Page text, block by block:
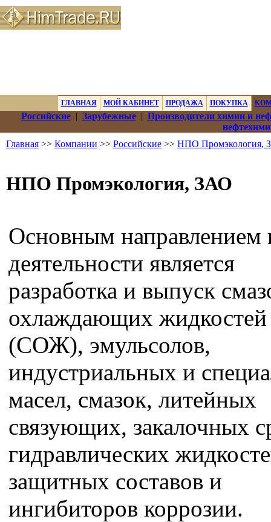
ГЛАВНАЯ МОЙ КАБИНЕТ ПРОДАЖА ПОКУПКА
Российские| Зарубежные| Производители химии и
Главная >> Компании >> Российские >> НПО Промэкология,
НПО Промэкология, ЗАО
Основным направлением
деятельности является
разработка и выпуск
охлаждающих жидкостей
(СОЖ), эмульсолов,
индустриальных и
масел, смазок, литейных
связующих, закалочных
гидравлических
защитных составов и
ингибиторов коррозии.